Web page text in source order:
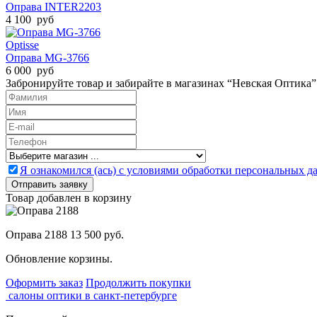
Оправа INTER2203
4 100 руб
Optisse
Оправа MG-3766
6 000 руб
Забронируйте товар и забирайте в магазинах “Невская Оптика”
Я ознакомился (ась) с условиями обработки персональных
Товар добавлен в корзину
Оправа 2188 13 500 руб.
Обновление корзины.
Оформить заказ Продолжить покупки
салоны оптики в санкт-петербурге